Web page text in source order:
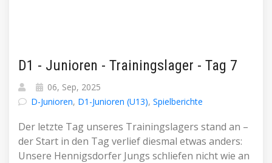
D1 - Junioren - Trainingslager - Tag 7
06, Sep, 2025
D-Junioren, D1-Junioren (U13), Spielberichte
Der letzte Tag unseres Trainingslagers stand an –
der Start in den Tag verlief diesmal etwas anders:
Unsere Hennigsdorfer Jungs schliefen nicht wie an